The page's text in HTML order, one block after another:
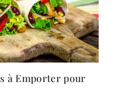
à Emporter pour